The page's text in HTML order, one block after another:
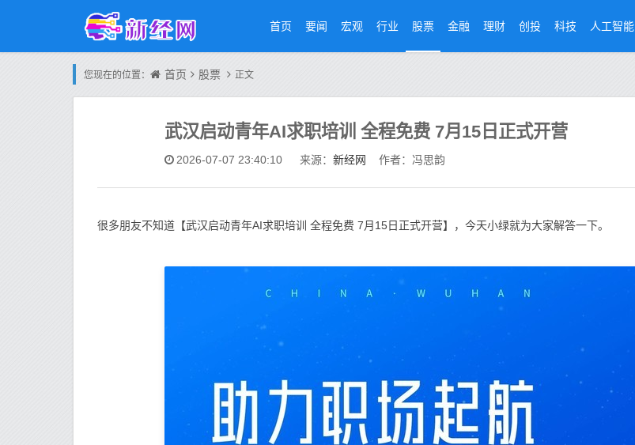
首页 要闻 宏观 行业 股票 金融 理财 创投 科技 人工智能
您现在的位置： 首页 股票 正文
武汉启动青年AI求职培训 全程免费 7月15日正式开营
2026-07-07 23:40:10 来源： 新经网 作者：冯思韵
很多朋友不知道【武汉启动青年AI求职培训 全程免费 7月15日正式开营】，今天小绿就为大家解答一下。